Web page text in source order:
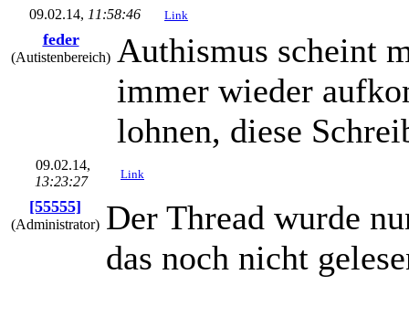
09.02.14, 11:58:46 Link
feder
(Autistenbereich) Authismus scheint
immer wieder
lohnen, diese
09.02.14,
13:23:27
Link
[55555]
(Administrator) Der Thread wurde
das noch nicht